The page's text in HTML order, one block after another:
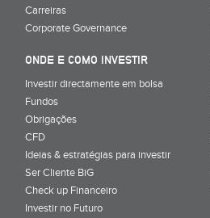
Carreiras
Corporate Governance
ONDE E COMO INVESTIR
Investir directamente em bolsa
Fundos
Obrigações
CFD
Ideias & estratégias para investir
Ser Cliente BiG
Check up Financeiro
Investir no Futuro